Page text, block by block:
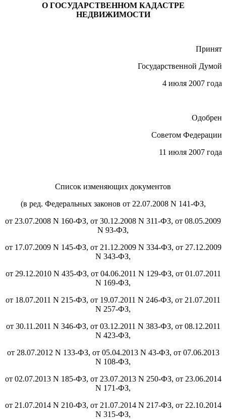
О ГОСУДАРСТВЕННОМ КАДАСТРЕ
НЕДВИЖИМОСТИ
Принят
Государственной Думой
4 июля 2007 года
Одобрен
Советом Федерации
11 июля 2007 года
Список изменяющих документов
(в ред. Федеральных законов от 22.07.2008 N 141-ФЗ,
от 23.07.2008 N 160-ФЗ, от 30.12.2008 N 311-ФЗ, от 08.05.2009
N 93-ФЗ,
от 17.07.2009 N 145-ФЗ, от 21.12.2009 N 334-ФЗ, от 27.12.2009
N 343-ФЗ,
от 29.12.2010 N 435-ФЗ, от 04.06.2011 N 129-ФЗ, от 01.07.2011
N 169-ФЗ,
от 18.07.2011 N 215-ФЗ, от 19.07.2011 N 246-ФЗ, от 21.07.2011
N 257-ФЗ,
от 30.11.2011 N 346-ФЗ, от 03.12.2011 N 383-ФЗ, от 08.12.2011
N 423-ФЗ,
от 28.07.2012 N 133-ФЗ, от 05.04.2013 N 43-ФЗ, от 07.06.2013
N 108-ФЗ,
от 02.07.2013 N 185-ФЗ, от 23.07.2013 N 250-ФЗ, от 23.06.2014
N 171-ФЗ,
от 21.07.2014 N 210-ФЗ, от 21.07.2014 N 217-ФЗ, от 22.10.2014
N 315-ФЗ,